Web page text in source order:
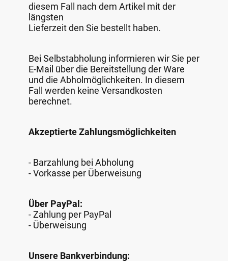
diesem Fall nach dem Artikel mit der
längsten
Lieferzeit den Sie bestellt haben.
Bei Selbstabholung informieren wir Sie per
E-Mail über die Bereitstellung der Ware
und die Abholmöglichkeiten. In diesem
Fall werden keine Versandkosten
berechnet.
Akzeptierte Zahlungsmöglichkeiten
- Barzahlung bei Abholung
- Vorkasse per Überweisung
Über PayPal:
- Zahlung per PayPal
- Überweisung
Unsere Bankverbindung: